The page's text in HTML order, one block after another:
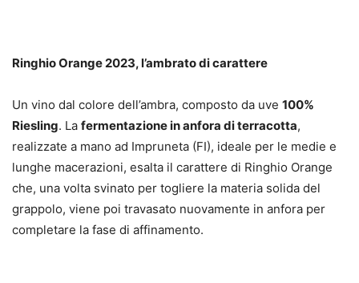
Ringhio Orange 2023, l’ambrato di carattere
Un vino dal colore dell’ambra, composto da uve 100%
Riesling. La fermentazione in anfora di terracotta,
realizzate a mano ad Impruneta (FI), ideale per le medie e
lunghe macerazioni, esalta il carattere di Ringhio Orange
che, una volta svinato per togliere la materia solida del
grappolo, viene poi travasato nuovamente in anfora per
completare la fase di affinamento.